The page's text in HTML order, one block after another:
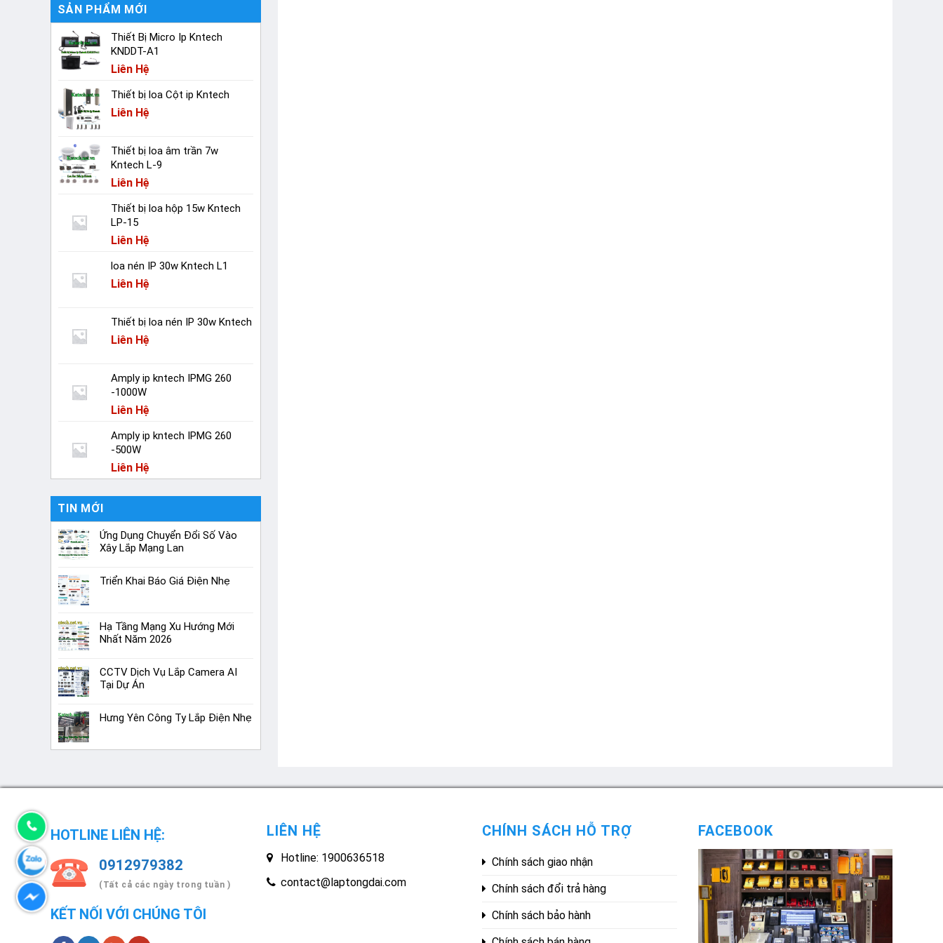
SẢN PHẨM MỚI
Thiết Bị Micro Ip Kntech
KNDDT-A1
Liên Hệ
Thiết bị loa Cột ip Kntech
Liên Hệ
Thiết bị loa âm trần 7w
Kntech L-9
Liên Hệ
Thiết bị loa hộp 15w Kntech
LP-15
Liên Hệ
loa nén IP 30w Kntech L1
Liên Hệ
Thiết bị loa nén IP 30w Kntech
Liên Hệ
Amply ip kntech IPMG 260
-1000W
Liên Hệ
Amply ip kntech IPMG 260
-500W
Liên Hệ
TIN MỚI
Ứng Dụng Chuyển Đổi Số Vào
Xây Lắp Mạng Lan
Triển Khai Báo Giá Điện Nhẹ
Hạ Tầng Mạng Xu Hướng Mới
Nhất Năm 2026
CCTV Dịch Vụ Lắp Camera AI
Tại Dự Án
Hưng Yên Công Ty Lắp Điện Nhẹ
HOTLINE LIÊN HỆ:
0912979382
(Tất cả các ngày trong tuần )
KẾT NỐI VỚI CHÚNG TÔI
LIÊN HỆ
Hotline: 1900636518
contact@laptongdai.com
CHÍNH SÁCH HỖ TRỢ
Chính sách giao nhận
Chính sách đổi trả hàng
Chính sách bảo hành
FACEBOOK